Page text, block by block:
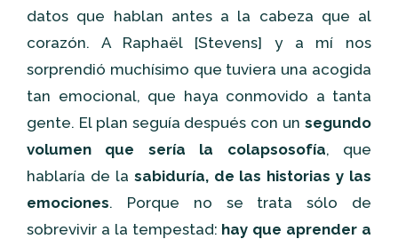
datos que hablan antes a la cabeza que al
corazón. A Raphaël [Stevens] y a mí nos
sorprendió muchísimo que tuviera una acogida
tan emocional, que haya conmovido a tanta
gente. El plan seguía después con un segundo
volumen que sería la colapsosofía, que
hablaría de la sabiduría, de las historias y las
emociones. Porque no se trata sólo de
sobrevivir a la tempestad: hay que aprender a